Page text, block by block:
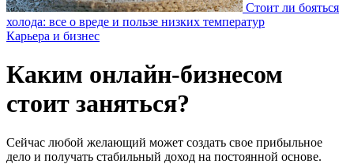
Стоит ли бояться
холода: все о вреде и пользе низких температур
Карьера и бизнес
Каким онлайн-бизнесом
стоит заняться?
Сейчас любой желающий может создать свое прибыльное
дело и получать стабильный доход на постоянной основе.